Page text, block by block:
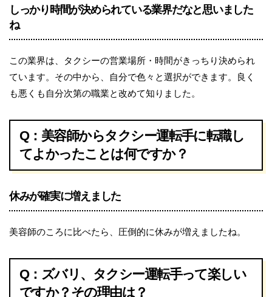
しっかり時間が決められている業界だなと思いました
ね
この業界は、タクシーの営業場所・時間がきっちり決められ
ています。その中から、自分で色々と選択ができます。良く
も悪くも自分次第の職業と改めて知りました。
Q：美容師からタクシー運転手に転職し
てよかったことは何ですか？
休みが確実に増えました
美容師のころに比べたら、圧倒的に休みが増えましたね。
Q：ズバリ、タクシー運転手って楽しい
ですか？その理由は？